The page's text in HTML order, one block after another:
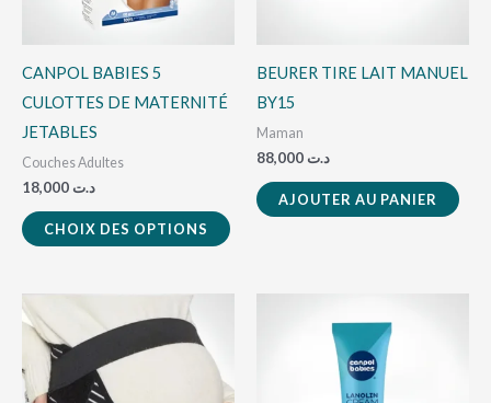
CANPOL BABIES 5
CULOTTES DE MATERNITÉ
JETABLES
Couches Adultes
د.ت
CHOIX DES OPTIONS
être
choisies
page
du
BEURER TIRE LAIT MANUEL
BY15
Maman
د.ت
AJOUTER AU PANIER